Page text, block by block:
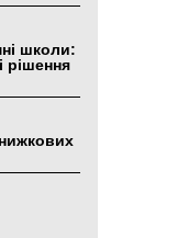
школи:
рішення